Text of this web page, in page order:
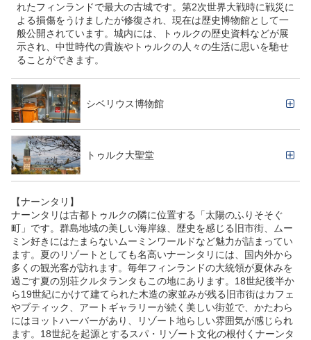
れたフィンランドで最大の古城です。第2次世界大戦時に戦災に
よる損傷をうけましたが修復され、現在は歴史博物館として一
般公開されています。城内には、トゥルクの歴史資料などが展
示され、中世時代の貴族やトゥルクの人々の生活に思いを馳せ
ることができます。
シベリウス博物館
トゥルク大聖堂
【ナーンタリ】
ナーンタリは古都トゥルクの隣に位置する「太陽のふりそそぐ
町」です。群島地域の美しい海岸線、歴史を感じる旧市街、ムー
ミン好きにはたまらないムーミンワールドなど魅力が詰まってい
ます。夏のリゾートとしても名高いナーンタリには、国内外から
多くの観光客が訪れます。毎年フィンランドの大統領が夏休みを
過ごす夏の別荘クルタランタもこの地にあります。18世紀後半か
ら19世紀にかけて建てられた木造の家並みが残る旧市街はカフェ
やブティック、アートギャラリーが続く美しい街並で、かたわら
にはヨットハーバーがあり、リゾート地らしい雰囲気が感じられ
ます。18世紀を起源とするスパ・リゾート文化の根付くナーンタ